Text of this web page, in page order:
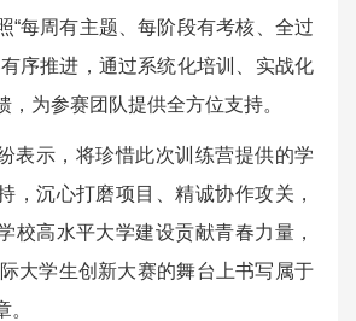
“每周有主题、每阶段有考核、全过
序推进，通过系统化培训、实战化
，为参赛团队提供全方位支持。
表示，将珍惜此次训练营提供的学
，沉心打磨项目、精诚协作攻关，
校高水平大学建设贡献青春力量，
大学生创新大赛的舞台上书写属于
。